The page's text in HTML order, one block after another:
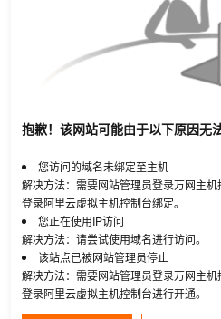
抱歉！该网站可能由于以下原因无
您访问的域名未绑定至主机
解决方法：需要网站管理员登录万网主
登录阿里云虚拟主机控制台绑定。
您正在使用IP访问
解决方法：请尝试使用域名进行访问。
该站点已被网站管理员停止
解决方法：需要网站管理员登录万网主
登录阿里云虚拟主机控制台进行开通。